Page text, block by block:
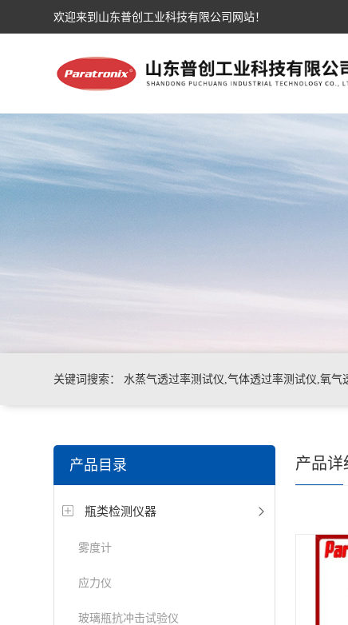
欢迎来到山东普创工业科技有限公司网站！
关键词搜索： 水蒸气透过率测试仪,气体透过率测试仪,氧气
管导丝滑动性能测试仪，密封仪，微泄漏密封测试仪，热
机，泄漏与密封强度测试仪，透气度测试仪
产品目录
瓶类检测仪器
雾度计
应力仪
玻璃瓶抗冲击试验仪
产品详